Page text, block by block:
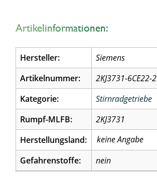
Artikelinformationen:
Hersteller:
Siemens
Artikelnummer:
2KJ3731-6CE22-
Kategorie:
Stirnradgetriebe
Rumpf-MLFB:
2KJ3731
Herstellungsland:
Gefahrenstoffe:
nein